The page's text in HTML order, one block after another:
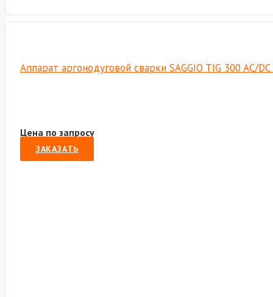
Аппарат аргонодуговой сварки SAGGIO TIG 300 AC/
Цена по запросу
ЗАКАЗАТЬ